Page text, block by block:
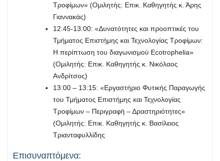
Τροφίμων» (Ομιλητής: Επικ. Καθηγητής κ. Άρης
Γιαννακάς)
12:45-13:00: «Δυνατότητες και προοπτικές του
Τμήματος Επιστήμης και Τεχνολογίας Τροφίμων:
Η περίπτωση του διαγωνισμού Ecotrophelia»
(Ομιλητής: Επικ. Καθηγητής κ. Νικόλαος
Ανδρίτσος)
13:00 – 13:15: «Εργαστήριο Φυτικής Παραγωγής
του Τμήματος Επιστήμης και Τεχνολογίας
Τροφίμων – Περιγραφή – Δραστηριότητες»
(Ομιλητής: Επικ. Καθηγητής κ. Βασίλειος
Τριανταφυλλίδης
Επισυναπτόμενα: